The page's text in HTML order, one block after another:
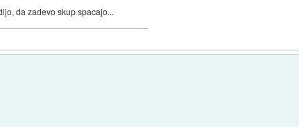
da zadevo skup spacajo...